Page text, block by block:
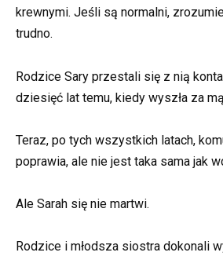
krewnymi. Jeśli są normalni,
trudno.
Rodzice Sary przestali się z nią
dziesięć lat temu, kiedy wyszła za
Teraz, po tych wszystkich latach,
poprawia, ale nie jest taka sama jak
Ale Sarah się nie martwi.
Rodzice i młodsza siostra dokonali